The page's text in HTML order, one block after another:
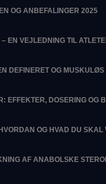
OG ANBEFALINGER 2025
EN VEJLEDNING TIL
DEFINERET OG MUSKULØS
EFFEKTER, DOSERING OG
OG HVAD DU SKAL
AF ANABOLSKE